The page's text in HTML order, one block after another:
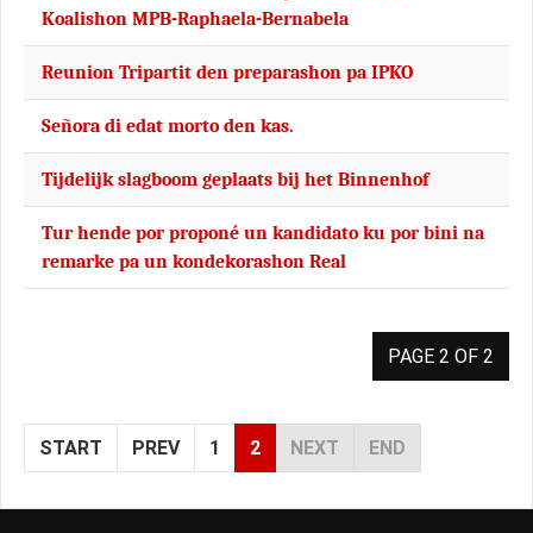
Koalishon MPB-Raphaela-Bernabela
Reunion Tripartit den preparashon pa IPKO
Señora di edat morto den kas.
Tijdelijk slagboom geplaats bij het Binnenhof
Tur hende por proponé un kandidato ku por bini na
remarke pa un kondekorashon Real
PAGE 2 OF 2
START PREV 1 2 NEXT END